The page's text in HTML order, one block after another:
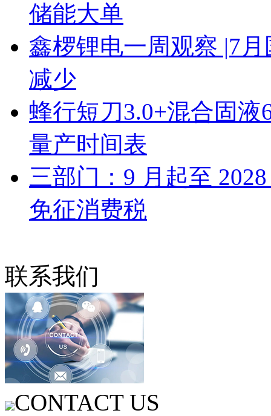
储能大单
鑫椤锂电一周观察 |7
减少
蜂行短刀3.0+混合固
量产时间表
三部门：9 月起至
免征消费税
联系我们
CONTACT US